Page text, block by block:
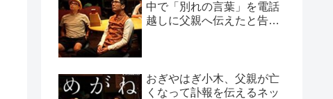
中で「別れの言葉」を電話
越しに父親へ伝えたと告白
おぎやはぎ小木、父親が亡
くなって訃報を伝えるネッ